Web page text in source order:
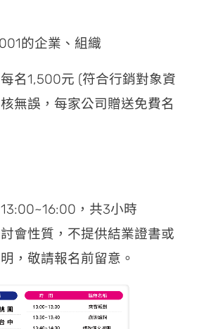
的企業、組織
名1,500元 (符合行銷對象資
無誤，每家公司贈送免費名
，共3小時
會性質，不提供結業證書或
，敬請報名前留意。